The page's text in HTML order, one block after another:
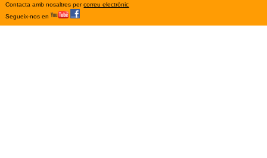
Contacta amb nosaltres percorreu electrònic
Segueix-nos en